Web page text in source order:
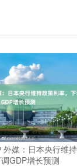
外媒：日本央行维持
GDP增长预测